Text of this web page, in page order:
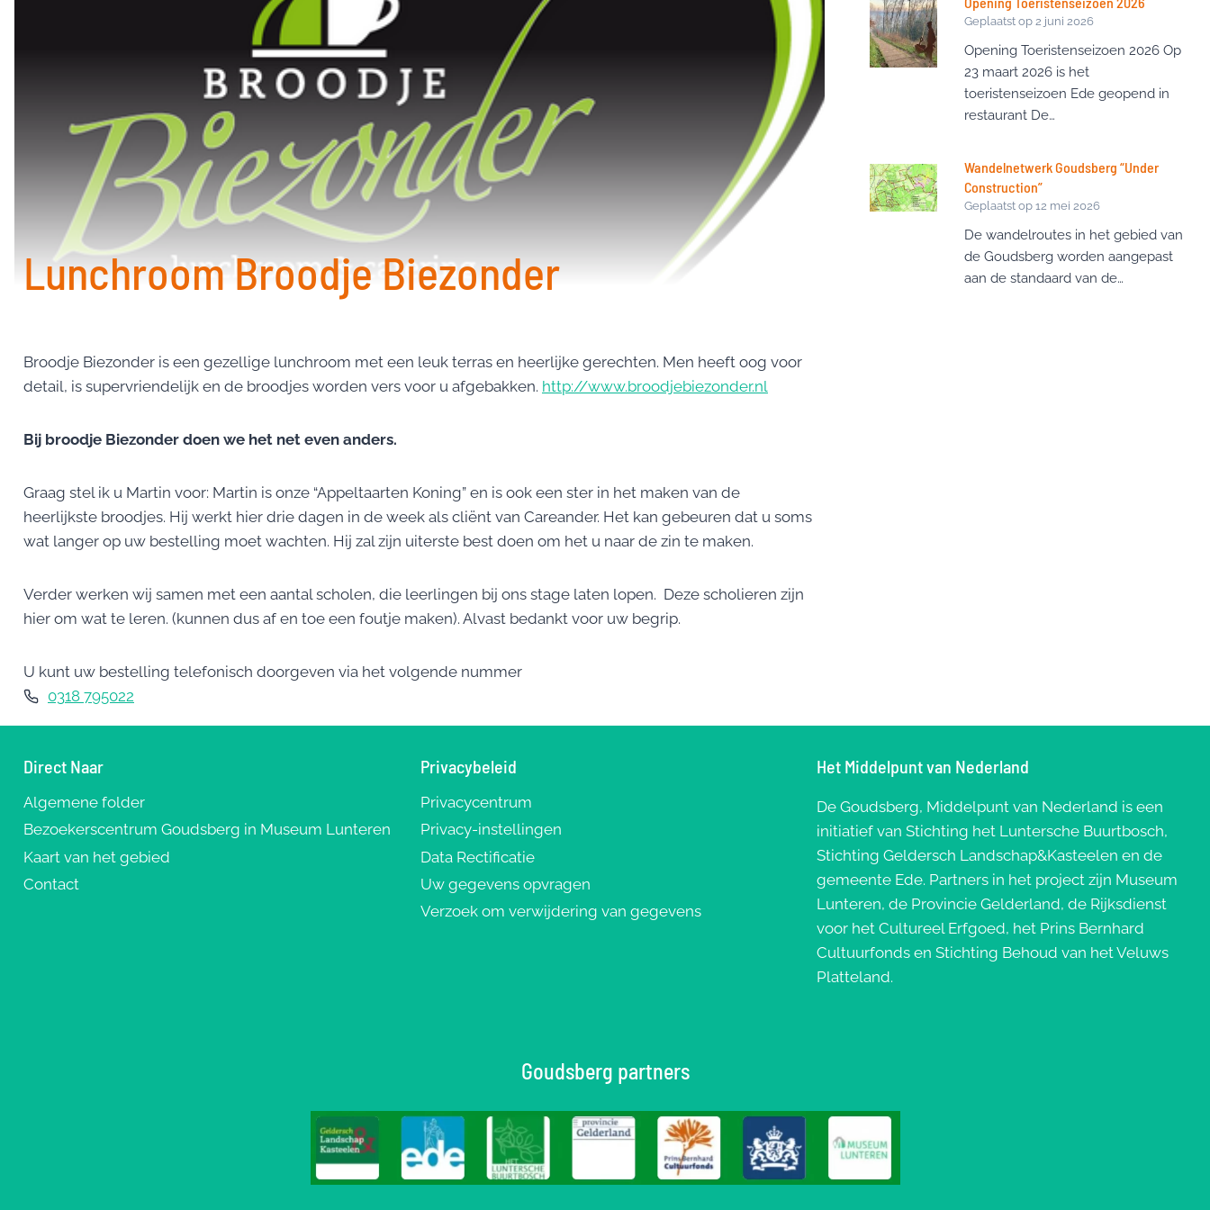
Lunchroom Broodje Biezonder
Broodje Biezonder is een gezellige lunchroom met een leuk terras en heerlijke gerechten. Men heeft oog voor
detail, is supervriendelijk en de broodjes worden vers voor u afgebakken. http://www.broodjebiezonder.nl
Bij broodje Biezonder doen we het net even anders.
Graag stel ik u Martin voor: Martin is onze “Appeltaarten Koning” en is ook een ster in het maken van de
heerlijkste broodjes. Hij werkt hier drie dagen in de week als cliënt van Careander. Het kan gebeuren dat u soms
wat langer op uw bestelling moet wachten. Hij zal zijn uiterste best doen om het u naar de zin te maken.
Verder werken wij samen met een aantal scholen, die leerlingen bij ons stage laten lopen. Deze scholieren zijn
hier om wat te leren. (kunnen dus af en toe een foutje maken). Alvast bedankt voor uw begrip.
U kunt uw bestelling telefonisch doorgeven via het volgende nummer
0318 795022
Geplaatst op2 juni 2026
Opening Toeristenseizoen 2026 Op
23 maart 2026 is het
toeristenseizoen Ede geopend in
restaurant De…
Wandelnetwerk Goudsberg “Under
Construction”
Geplaatst op12 mei 2026
De wandelroutes in het gebied van
de Goudsberg worden aangepast
aan de standaard van de…
Direct Naar
Algemene folder
Bezoekerscentrum Goudsberg in Museum Lunteren
Kaart van het gebied
Contact
Privacybeleid
Privacycentrum
Privacy-instellingen
Data Rectificatie
Uw gegevens opvragen
Verzoek om verwijdering van gegevens
Het Middelpunt van Nederland
De Goudsberg, Middelpunt van Nederland is een
initiatief van Stichting het Luntersche Buurtbosch,
Stichting Geldersch Landschap&Kasteelen en de
gemeente Ede. Partners in het project zijn Museum
Lunteren, de Provincie Gelderland, de Rijksdienst
voor het Cultureel Erfgoed, het Prins Bernhard
Cultuurfonds en Stichting Behoud van het Veluws
Platteland.
Goudsberg partners